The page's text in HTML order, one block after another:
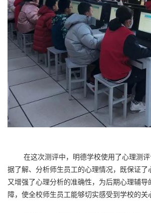
在这次测评中，明德学校使用了心理测评
据了解、分析师生员工的心理情况，既保证了
又增强了心理分析的准确性，为后期心理辅
障，使全校师生员工能够切实感受到学校的关